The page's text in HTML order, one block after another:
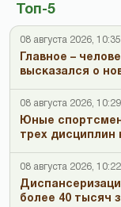
Топ-5
08 августа 2026, 10:35
Главное –
высказался о
08 августа 2026, 10:29
Юные
трех дисциплин
08 августа 2026, 10:22
более 40 тысяч